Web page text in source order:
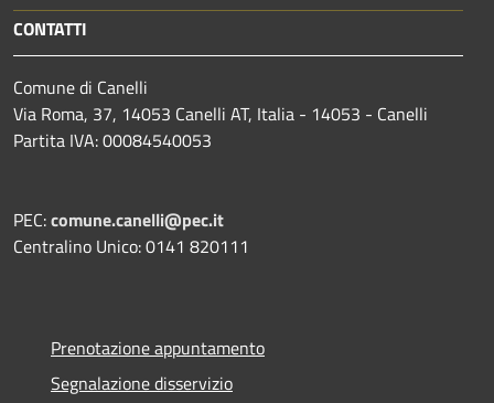
CONTATTI
Comune di Canelli
Via Roma, 37, 14053 Canelli AT, Italia - 14053 - Canelli
Partita IVA: 00084540053
PEC:comune.canelli@pec.it
Centralino Unico: 0141 820111
Prenotazione appuntamento
Segnalazione disservizio